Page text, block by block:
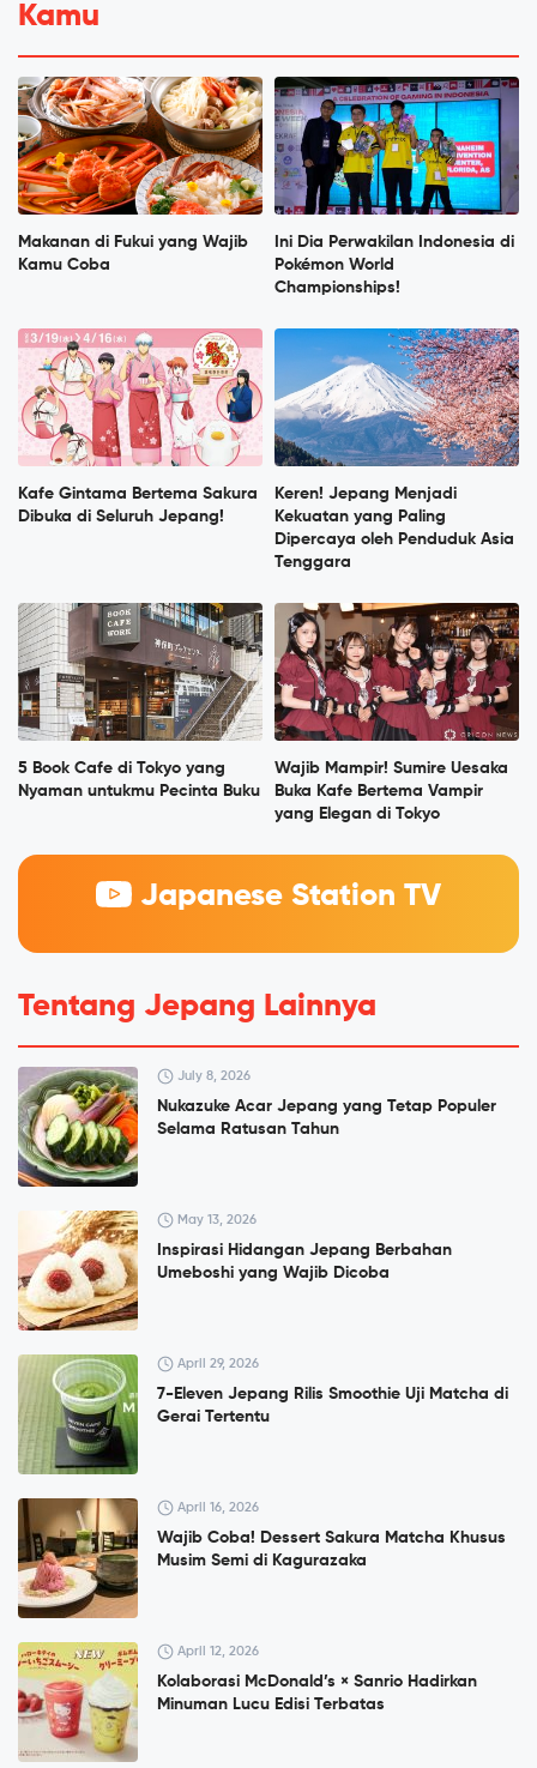
Kamu
Makanan di Fukui yang Wajib
Kamu Coba
Ini Dia Perwakilan Indonesia di
Pokémon World
Championships!
Kafe Gintama Bertema Sakura
Dibuka di Seluruh Jepang!
Keren! Jepang Menjadi
Kekuatan yang Paling
Dipercaya oleh Penduduk Asia
Tenggara
5 Book Cafe di Tokyo yang
Nyaman untukmu Pecinta Buku
Wajib Mampir! Sumire Uesaka
Buka Kafe Bertema Vampir
yang Elegan di Tokyo
Japanese Station TV
Tentang Jepang Lainnya
July 8, 2026
Nukazuke Acar Jepang yang Tetap Populer
Selama Ratusan Tahun
May 13, 2026
Inspirasi Hidangan Jepang Berbahan
Umeboshi yang Wajib Dicoba
April 29, 2026
7-Eleven Jepang Rilis Smoothie Uji Matcha di
Gerai Tertentu
April 16, 2026
Wajib Coba! Dessert Sakura Matcha Khusus
Musim Semi di Kagurazaka
April 12, 2026
Kolaborasi McDonald’s × Sanrio Hadirkan
Minuman Lucu Edisi Terbatas